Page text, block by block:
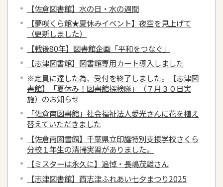
【佐倉図書館】水の日・水の週間
【夢咲くら館★夏休みイベント】夜空を見上げて
（更新しました）
【戦後80年】図書館企画「平和をつなぐ」
【志津図書館】図書館専用カート導入しました
※定員に達した為、受付を終了しました。【志津図
書館】「夏休み！図書館探検隊」（７月３０日実
施）のお知らせ
「佐倉南図書館」社会福祉法人愛光さんに花を植え
替えていただきました
【佐倉南図書館】千葉県立印旛特別支援学校さくら
分校１年生の清掃実習がありました。
【ミスターは永久に】追悼・長嶋茂雄さん
【志津図書館】西志津ふれあい七夕まつり2025